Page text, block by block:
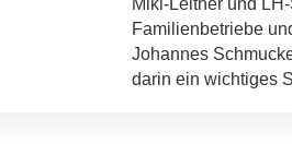
Mikl-Leitner und
Familienbetriebe
Johannes
darin ein wichtiges